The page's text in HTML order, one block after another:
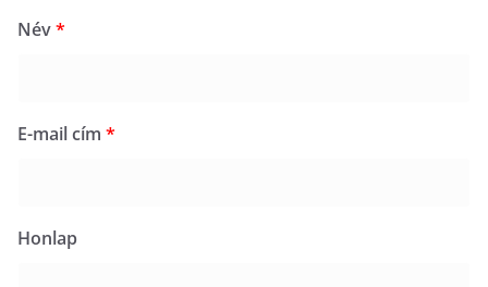
Név*
E-mail cím *
Honlap